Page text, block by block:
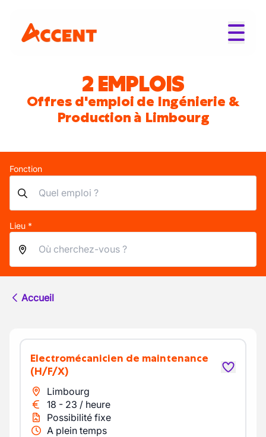
2 EMPLOIS
Offres d'emploi de Ingénierie &
Production à Limbourg
Fonction
Lieu *
Accueil
Electromécanicien de maintenance
(H/F/X)
Limbourg
18 - 23 / heure
Possibilité fixe
A plein temps